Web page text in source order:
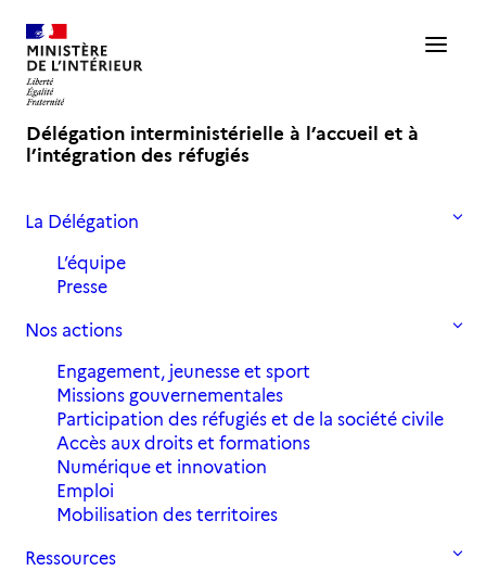
Délégation interministérielle à l’accueil et à
l’intégration des réfugiés
La Délégation
L’équipe
Presse
Nos actions
Engagement, jeunesse et sport
Missions gouvernementales
Participation des réfugiés et de la société civile
Accès aux droits et formations
Numérique et innovation
Emploi
Mobilisation des territoires
Ressources
"L'engagement des entreprises
en faveur des réfugiés : une
dynamique à conforter ?"
18 mai 2023 in Actualités ,